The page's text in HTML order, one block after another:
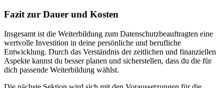
Fazit zur Dauer und Kosten
Insgesamt ist die Weiterbildung zum Datenschutzbeauftragten eine
wertvolle Investition in deine persönliche und berufliche
Entwicklung. Durch das Verständnis der zeitlichen und finanziellen
Aspekte kannst du besser planen und sicherstellen, dass du die für
dich passende Weiterbildung wählst.